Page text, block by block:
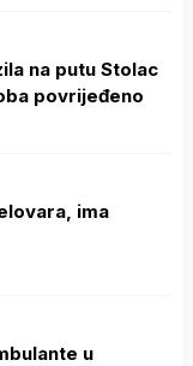
na putu Stolac
povrijeđeno
ima
u